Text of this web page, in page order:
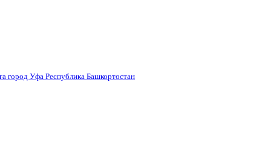
город Уфа Республика Башкортостан